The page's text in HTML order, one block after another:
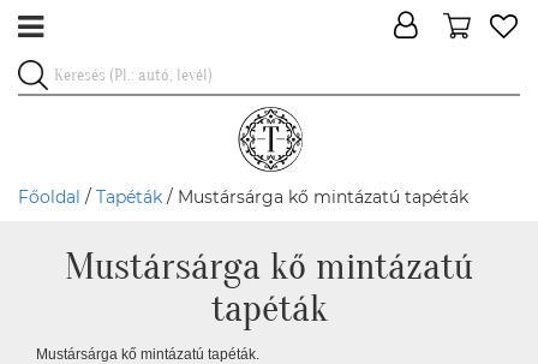
Főoldal / Tapéták / Mustársárga kő mintázatú tapéták
Mustársárga kő mintázatú
tapéták
Mustársárga kő mintázatú tapéták.